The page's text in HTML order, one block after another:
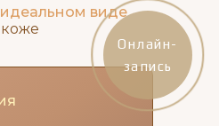
виде
Онлайн-
запись